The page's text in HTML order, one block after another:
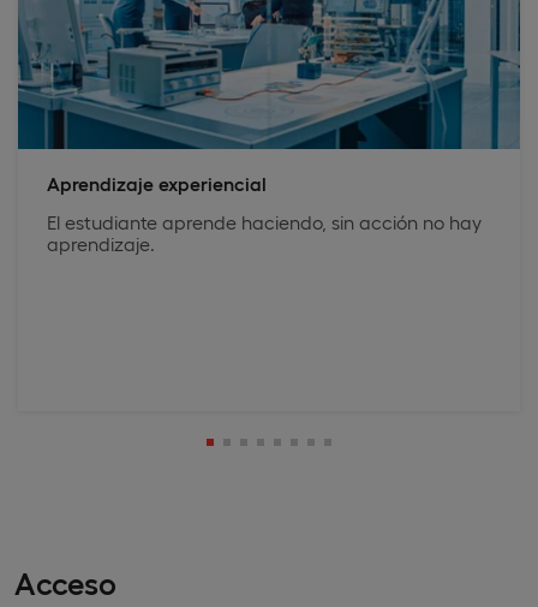
Aprendizaje experiencial
El estudiante aprende haciendo, sin acción no hay
aprendizaje.
Acceso